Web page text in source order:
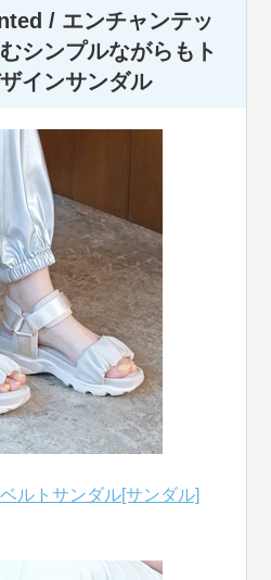
/ エンチャンテッ
シンプルながらもト
インサンダル
ルトサンダル[サンダル]